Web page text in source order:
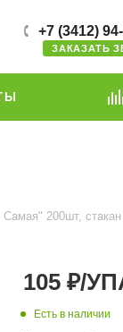
+7 (3412)
ЗАКАЗАТЬ
200шт,
105 ₽/
Есть в наличии